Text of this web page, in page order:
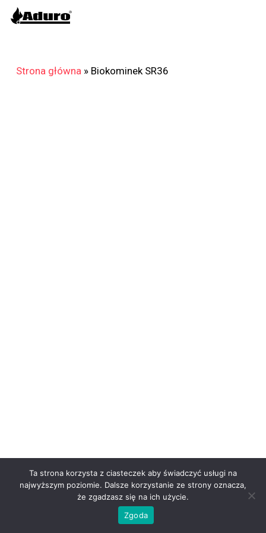
Skip
Strona główna» Biokominek SR36
Ta strona korzysta z ciasteczek aby świadczyć usługi na
najwyższym poziomie. Dalsze korzystanie ze strony oznacza,
że zgadzasz się na ich użycie.
Zgoda